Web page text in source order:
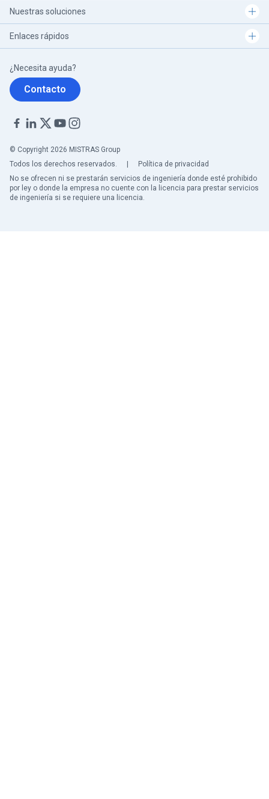
Nuestras soluciones
Enlaces rápidos
¿Necesita ayuda?
Contacto
© Copyright 2026 MISTRAS Group
Todos los derechos reservados.
Política de privacidad
No se ofrecen ni se prestarán servicios de ingeniería donde esté prohibido
por ley o donde la empresa no cuente con la licencia para prestar servicios
de ingeniería si se requiere una licencia.